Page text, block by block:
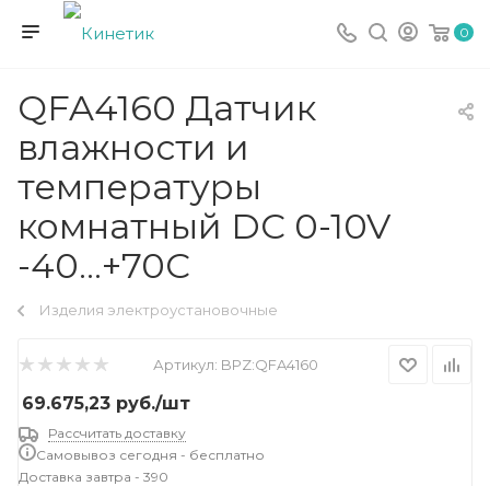
0
QFA4160 Датчик
влажности и
температуры
комнатный DC 0-10V
-40…+70C
Изделия электроустановочные
Артикул: BPZ:QFA4160
69.675,23 руб./шт
Рассчитать доставку
Самовывоз сегодня - бесплатно
Доставка завтра - 390